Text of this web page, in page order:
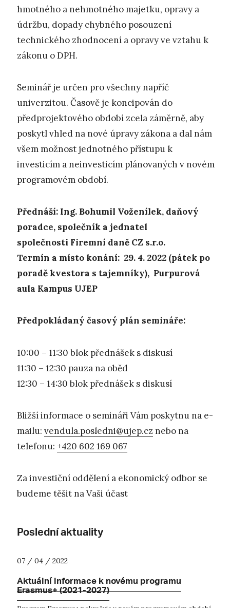
hmotného a nehmotného majetku, opravy a
údržbu, dopady chybného posouzení
technického zhodnocení a opravy ve vztahu k
zákonu o DPH.
Seminář je určen pro všechny napříč
univerzitou. Časově je koncipován do
předprojektového období zcela záměrně, aby
poskytl vhled na nové úpravy zákona a dal nám
všem možnost jednotného přístupu k
investicím a neinvesticím plánovaných v novém
programovém období.
Přednáší: Ing. Bohumil Voženílek, daňový
poradce, společník a jednatel
společnosti Firemní daně CZ s.r.o.
Termín a místo konání: 29. 4. 2022 (pátek po
poradě kvestora s tajemníky), Purpurová
aula Kampus UJEP
Předpokládaný časový plán semináře:
10:00 – 11:30 blok přednášek s diskusí
11:30 – 12:30 pauza na oběd
12:30 – 14:30 blok přednášek s diskusí
Bližší informace o semináři Vám poskytnu na e-
mailu: vendula.posledni@ujep.cz nebo na
telefonu: +420 602 169 067
Za investiční oddělení a ekonomický odbor se
budeme těšit na Vaši účast
Poslední aktuality
07 / 04 / 2022
Aktuální informace k novému programu
Erasmus+ (2021-2027)